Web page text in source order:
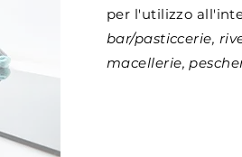
per l'utilizzo
bar/pasticcerie,
macellerie,